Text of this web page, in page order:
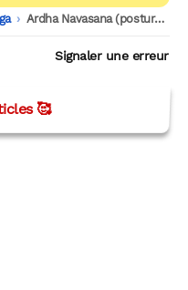
-
Ardha Navasana (posture du demi-bateau)
Signaler une erreur
🥰